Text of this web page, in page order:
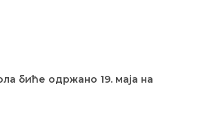
биће одржано 19. маја на